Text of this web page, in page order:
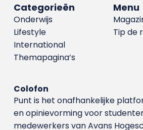
Menu
Tip de
Categorieën
Onderwijs
Lifestyle
International
Themapagina’s
Colofon
Punt is het onafhankelijke
en opinievorming voor
medewerkers van Avans